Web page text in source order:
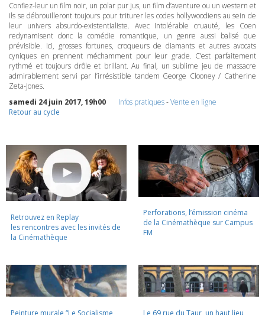
Confiez-leur un film noir, un polar pur jus, un film d’aventure ou un western et
ils se débrouilleront toujours pour triturer les codes hollywoodiens au sein de
leur univers absurdo-existentialiste. Avec Intolérable cruauté, les Coen
redynamisent donc la comédie romantique, un genre aussi balisé que
prévisible. Ici, grosses fortunes, croqueurs de diamants et autres avocats
cyniques en prennent méchamment pour leur grade. C’est parfaitement
rythmé et toujours drôle et brillant. Au final, un sublime jeu de massacre
admirablement servi par l’irrésistible tandem George Clooney / Catherine
Zeta-Jones.
samedi 24 juin 2017, 19h00
Infos pratiques-Vente en ligne
Retour au cycle
Retrouvez en Replay
les rencontres avec les invités de
la Cinémathèque
Perforations, l’émission cinéma
de la Cinémathèque sur Campus
FM
Peinture murale “Le Socialisme Le 69 rue du Taur, un haut lieu